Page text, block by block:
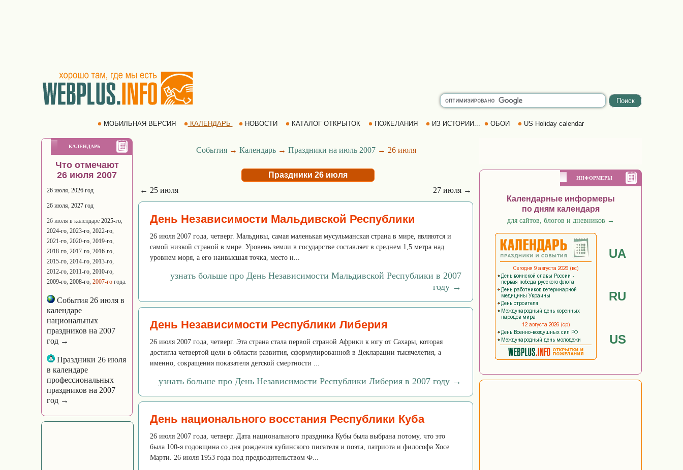
МОБИЛЬНАЯ ВЕРСИЯ КАЛЕНДАРЬ НОВОСТИ КАТАЛОГ ОТКРЫТОК ПОЖЕЛАНИЯ ИЗ ИСТОРИИ... ОБОИ US Holiday calendar
КАЛЕНДАРЬ
Что отмечают
26 июля 2007
26 июля, 2026 год
26 июля, 2027 год
26 июля в календаре 2025-го,
2024-го, 2023-го, 2022-го,
2021-го, 2020-го, 2019-го,
2018-го, 2017-го, 2016-го,
2015-го, 2014-го, 2013-го,
2012-го, 2011-го, 2010-го,
2009-го, 2008-го, 2007-го года.
События 26 июля в
календаре
национальных
праздников на 2007
год →
Праздники 26 июля
в календаре
профессиональных
праздников на 2007
год →
События→ Календарь→ Праздники на июль 2007→ 26 июля
Праздники 26 июля
← 25 июля
27 июля →
День Независимости Мальдивской Республики
26 июля 2007 года, четверг. Мальдивы, самая маленькая мусульманская страна в мире, являются и
самой низкой страной в мире. Уровень земли в государстве составляет в среднем 1,5 метра над
уровнем моря, а его наивысшая точка, место н...
узнать больше про День Независимости Мальдивской Республики в 2007
году →
День Независимости Республики Либерия
26 июля 2007 года, четверг. Эта страна стала первой страной Африки к югу от Сахары, которая
достигла четвертой цели в области развития, сформулированной в Декларации тысячелетия, а
именно, сокращения показателя детской смертности ...
узнать больше про День Независимости Республики Либерия в 2007 году →
День национального восстания Республики Куба
26 июля 2007 года, четверг. Дата национального праздника Кубы была выбрана потому, что это
была 100-я годовщина со дня рождения кубинского писателя и поэта, патриота и философа Хосе
Марти. 26 июля 1953 года под предводительством Ф...
ИНФОРМЕРЫ
Календарные информеры
по дням календаря
для сайтов, блогов и дневников →
UA
RU
US